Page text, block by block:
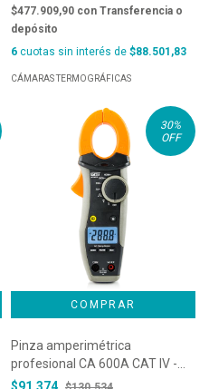
$477.909,90 con Transferencia o
depósito
6 cuotas sin interés de $88.501,83
CÁMARAS TERMOGRÁFICAS
30%
OFF
Pinza amperimétrica
profesional CA 600A CAT IV -
HT9012